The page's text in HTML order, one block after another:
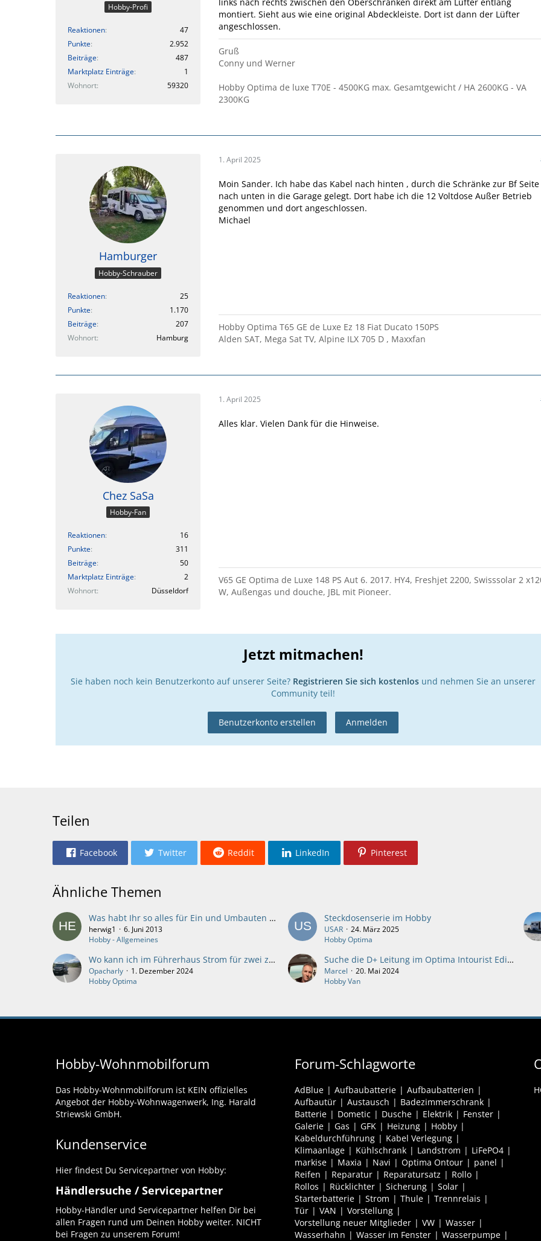
Hobby-Profi
Reaktionen
47
Punkte
2.952
Beiträge
487
Marktplatz Einträge
1
Wohnort
59320
montiert. Sieht aus wie eine original Abdeckleiste. Dort ist dann der Lüfter
angeschlossen.
Gruß
Conny und Werner
Hobby Optima de luxe T70E - 4500KG max. Gesamtgewicht / HA 2600KG - VA
2300KG
Hamburger
Hobby-Schrauber
Reaktionen
25
Punkte
1.170
Beiträge
207
Wohnort
Hamburg
1. April 2025
Moin Sander. Ich habe das Kabel nach hinten , durch die Schränke zur Bf Seite
nach unten in die Garage gelegt. Dort habe ich die 12 Voltdose Außer Betrieb
genommen und dort angeschlossen.
Michael
Hobby Optima T65 GE de Luxe Ez 18 Fiat Ducato 150PS
Alden SAT, Mega Sat TV, Alpine ILX 705 D , Maxxfan
Chez SaSa
Hobby-Fan
Reaktionen
16
Punkte
311
Beiträge
50
Marktplatz Einträge
2
Wohnort
Düsseldorf
1. April 2025
Alles klar. Vielen Dank für die Hinweise.
V65 GE Optima de Luxe 148 PS Aut 6. 2017. HY4, Freshjet 2200, Swisssolar 2
W, Außengas und douche, JBL mit Pioneer.
Jetzt mitmachen!
Sie haben noch kein Benutzerkonto auf unserer Seite? Registrieren Sie sich kostenlos und nehmen Sie an unserer
Community teil!
Benutzerkonto erstellen Anmelden
Teilen
Facebook Twitter Reddit LinkedIn Pinterest
Ähnliche Themen
Was habt Ihr so alles für Ein und Umbauten oder Reparaturen bei euren WoMo selbst Ausgeführt!!
herwig1
6. Juni 2013
Hobby - Allgemeines
Steckdosenserie im Hobby
USAR
24. März 2025
Hobby Optima
Wo kann ich im Führerhaus Strom für zwei zusätzliche Strahler abzwacken?
Opacharly
1. Dezember 2024
Hobby Optima
Suche die D+ Leitung im Optima Intourist Edition Bj.2020
Marcel
20. Mai 2024
Hobby Van
Hobby-Wohnmobilforum
Das Hobby-Wohnmobilforum ist KEIN offizielles
Angebot der Hobby-Wohnwagenwerk, Ing. Harald
Striewski GmbH.
Kundenservice
Hier findest Du Servicepartner von Hobby:
Händlersuche / Servicepartner
Hobby-Händler und Servicepartner helfen Dir bei
allen Fragen rund um Deinen Hobby weiter. NICHT
bei Fragen zu unserem Forum!
Forum-Schlagworte
AdBlue Aufbaubatterie
Aufbaubatterien
Aufbautür
Austausch
Badezimmerschrank
Batterie
Dometic Dusche Elektrik
Fenster
Galerie
Gas GFK Heizung
Hobby
Kabeldurchführung
Kabel Verlegung
Klimaanlage
Kühlschrank Landstrom
LiFePO4
markise
Maxia Navi Optima Ontour
panel
Reifen
Reparatur Reparatursatz
Rollo
Rollos
Rücklichter Sicherung
Solar
Starterbatterie
Strom Thule
Trennrelais
Tür
VAN
Vorstellung
Vorstellung neuer Mitglieder
VW
Wasser
Wasserhahn
Wasser im Fenster Wasserpumpe